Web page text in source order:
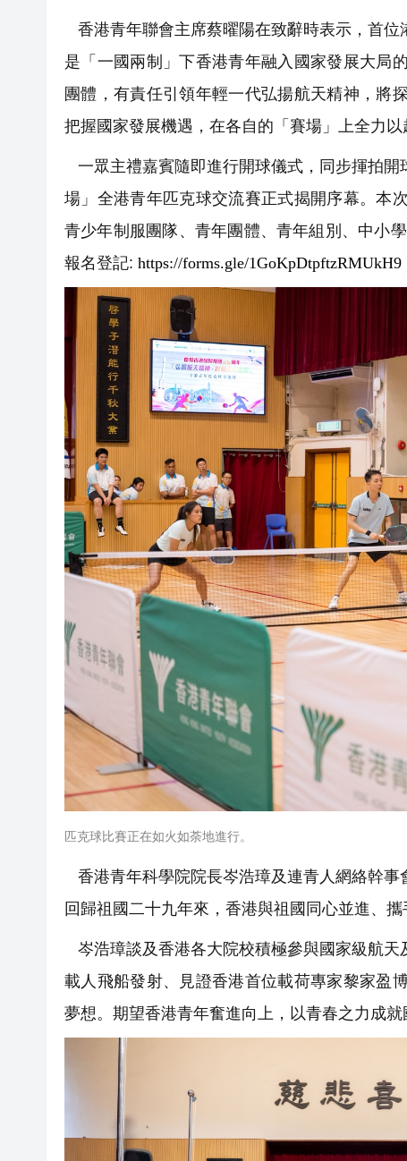
香港青年聯會主席蔡曜陽在致辭時表示，首
是「一國兩制」下香港青年融入國家發展大局
團體，有責任引領年輕一代弘揚航天精神，將
把握國家發展機遇，在各自的「賽場」上全力
一眾主禮嘉賓隨即進行開球儀式，同步揮拍
場」全港青年匹克球交流賽正式揭開序幕。本
青少年制服團隊、青年團體、青年組別、中小
報名登記: https://forms.gle/1GoKpDtpftzRMUkH9
匹克球比賽正在如火如荼地進行。
香港青年科學院院長岑浩璋及連青人網絡幹
回歸祖國二十九年來，香港與祖國同心並進、
岑浩璋談及香港各大院校積極參與國家級航
載人飛船發射、見證香港首位載荷專家黎家盈
夢想。期望香港青年奮進向上，以青春之力成就